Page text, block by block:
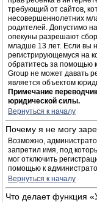
требующий от сайтов,
несовершеннолетних
родителей. Допустимо
опекуны разрешают
младше 13 лет. Если вы
регистрирующемуся на
обратитесь за помощью
Group не может давать
является объектом
Примечание
юридической силы.
Вернуться к началу
Почему я не могу
Возможно,
запретил имя, под
мог отключить
помощью к
Вернуться к началу
Что делает функция